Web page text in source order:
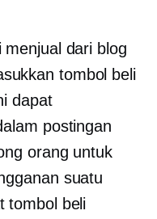
dari blog
tombol beli
dapat
postingan
orang untuk
suatu
tombol beli